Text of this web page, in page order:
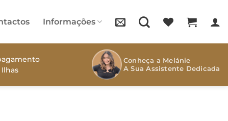
Informações
Conheça a Melánie
A Sua Assistente Dedicada